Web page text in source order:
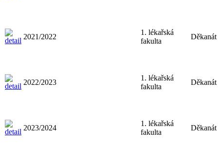
2021/2022
1. lékařská
fakulta
Děkanát
2022/2023
1. lékařská
fakulta
Děkanát
2023/2024
1. lékařská
fakulta
Děkanát